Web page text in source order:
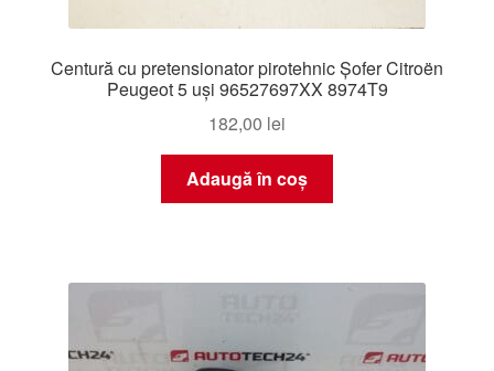
Centură cu pretensionator pirotehnic Șofer Citroën
Peugeot 5 uși 96527697XX 8974T9
182,00 lei
Adaugă în coș